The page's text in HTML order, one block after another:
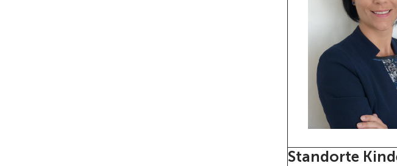
Standorte